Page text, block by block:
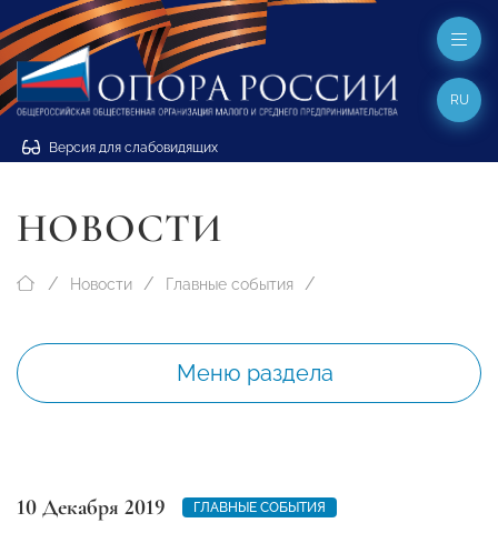
Версия для слабовидящих
RU
НОВОСТИ
Новости Главные события
Меню раздела
10 Декабря 2019 ГЛАВНЫЕ СОБЫТИЯ